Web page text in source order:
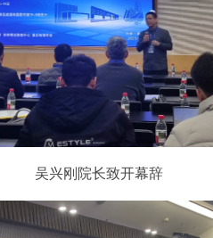
吴兴刚院长致开幕辞